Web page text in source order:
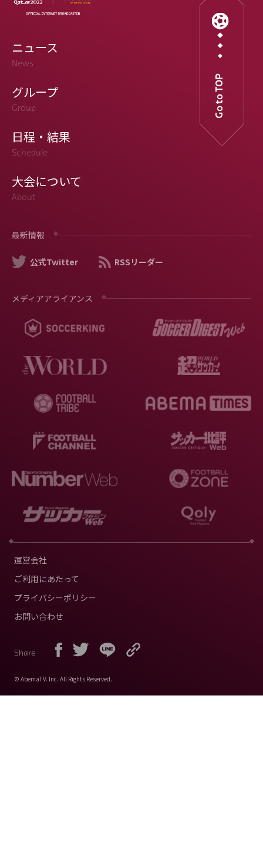
ニュース
News
グループ
Group
日程・結果
Schedule
大会について
About
最新情報
公式Twitter RSSリーダー
メディアアライアンス
Go to TOP
運営会社
ご利用にあたって
プライバシーポリシー
お問い合わせ
Share
© AbemaTV. Inc. All Rights Reserved.